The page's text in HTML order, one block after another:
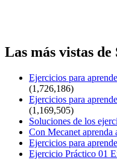
Las más vistas de
Ejercicios para
(1,726,186)
Ejercicios para
(1,169,505)
Soluciones de los
Con Mecanet aprenda
Ejercicios para
Ejercicio Práctico 01